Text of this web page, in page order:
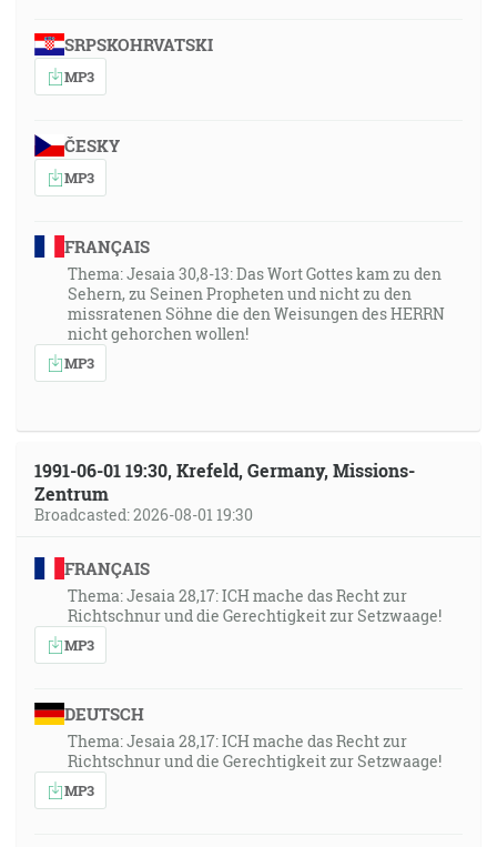
SRPSKOHRVATSKI
MP3
ČESKY
MP3
FRANÇAIS
Thema: Jesaia 30,8-13: Das Wort Gottes kam zu den
Sehern, zu Seinen Propheten und nicht zu den
missratenen Söhne die den Weisungen des HERRN
nicht gehorchen wollen!
MP3
1991-06-01 19:30, Krefeld, Germany, Missions-
Zentrum
Broadcasted: 2026-08-01 19:30
FRANÇAIS
Thema: Jesaia 28,17: ICH mache das Recht zur
Richtschnur und die Gerechtigkeit zur Setzwaage!
MP3
DEUTSCH
Thema: Jesaia 28,17: ICH mache das Recht zur
Richtschnur und die Gerechtigkeit zur Setzwaage!
MP3